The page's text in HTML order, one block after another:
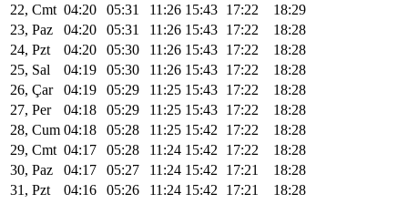
22, Cmt 04:20 05:31 11:26 15:43 17:22
18:29
23, Paz
04:20 05:31 11:26 15:43 17:22
18:28
24, Pzt
04:20 05:30 11:26 15:43 17:22
18:28
25, Sal
04:19 05:30 11:26 15:43 17:22
18:28
26, Çar
04:19 05:29 11:25 15:43 17:22
18:28
27, Per
04:18 05:29 11:25 15:43 17:22
18:28
28, Cum 04:18 05:28 11:25 15:42 17:22
18:28
29, Cmt 04:17 05:28 11:24 15:42 17:22
18:28
30, Paz
04:17 05:27 11:24 15:42 17:21
18:28
31, Pzt
04:16 05:26 11:24 15:42 17:21 18:28